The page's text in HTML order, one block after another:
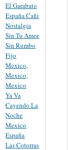
El Garabato
España Cañi
Nostalgia
Sin Tu Amor
Sin Rumbo
Fijo
Mexico,
Mexico,
Mexico
Ya Va
Cayendo La
Noche
Mexico
España
Las Cotorras